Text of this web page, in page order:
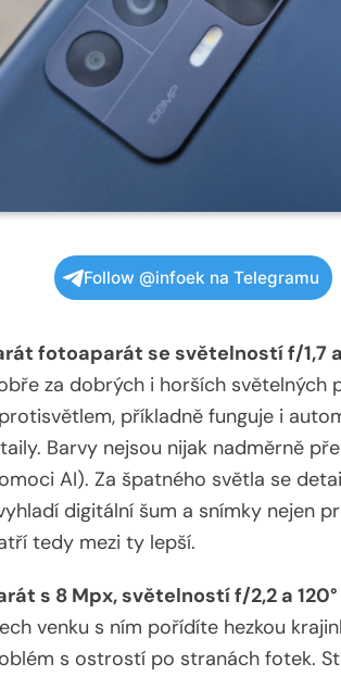
Follow @infoek na Telegramu
fotoaparát se světelností f/1,7
za dobrých i horších světelných
příkladně funguje i
Barvy nejsou nijak nadměrně
AI). Za špatného světla se
digitální šum a snímky nejen
tedy mezi ty lepší.
s 8 Mpx, světelností f/2,2 a
venku s ním pořídíte hezkou
s ostrostí po stranách fotek.